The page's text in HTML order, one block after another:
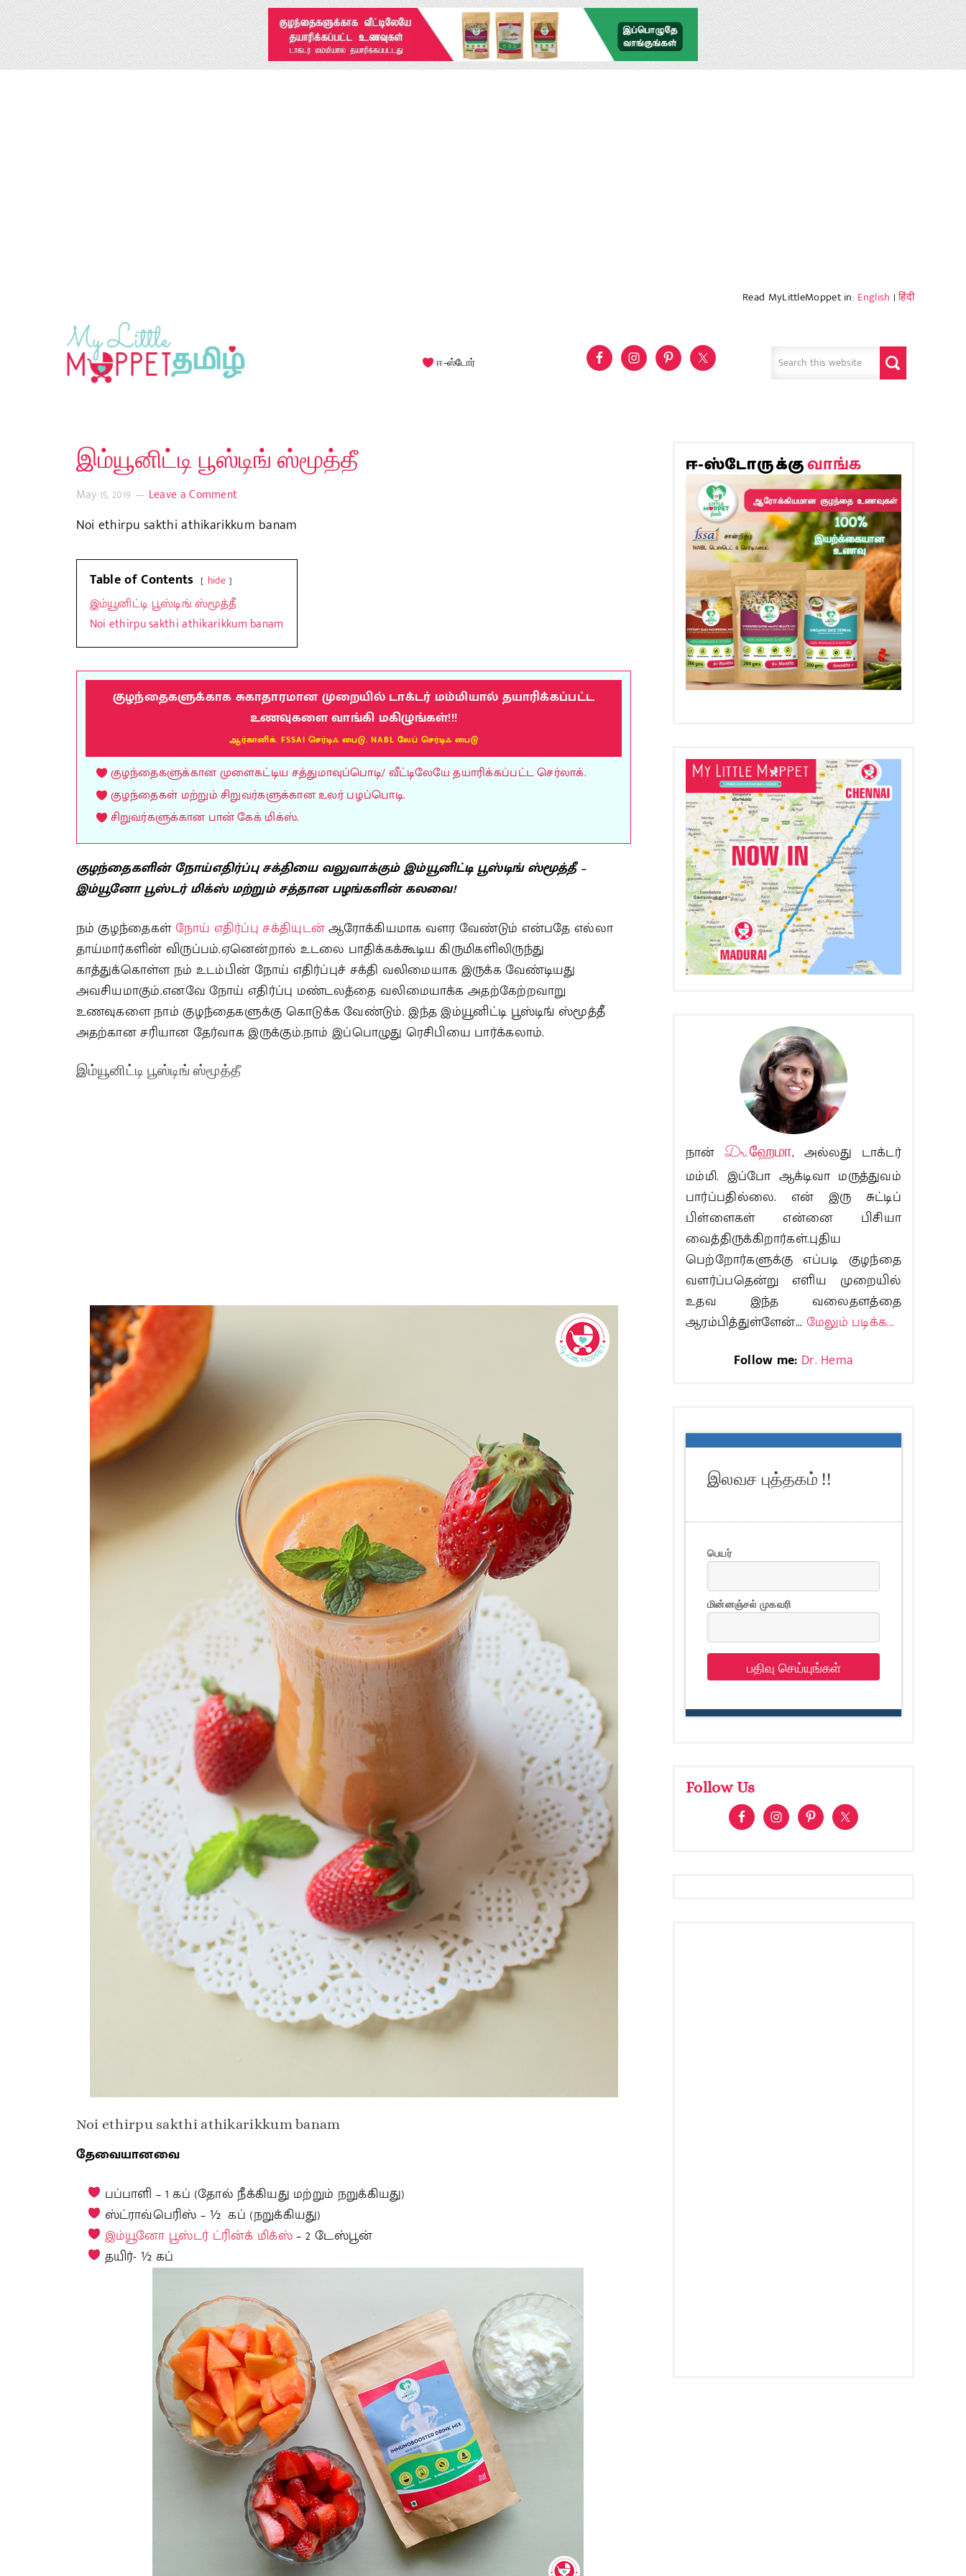
Read MyLittleMoppet in: English |हिंदी
ஈ-ஸ்டோர்
இம்யூனிட்டி பூஸ்டிங் ஸ்மூத்தீ
May 15, 2019 Leave a Comment
Noi ethirpu sakthi athikarikkum banam
Table of Contents hide
இம்யூனிட்டி பூஸ்டிங் ஸ்மூத்தீ
Noi ethirpu sakthi athikarikkum banam
குழந்தைகளுக்காக சுகாதாரமான முறையில் டாக்டர் மம்மியால் தயாரிக்கப்பட்ட
உணவுகளை வாங்கி மகிழுங்கள்!!!
ஆர்கானிக். FSSAI செர்டிஃ பைடு. NABL லேப் செர்டிஃ பைடு
குழந்தைகளுக்கான முளைகட்டிய சத்துமாவுப்பொடி/ வீட்டிலேயே தயாரிக்கப்பட்ட செர்லாக்.
குழந்தைகள் மற்றும் சிறுவர்களுக்கான உலர் பழப்பொடி.
சிறுவர்களுக்கான பான் கேக் மிக்ஸ்.
குழந்தைகளின் நோய்எதிர்ப்பு சக்தியை வலுவாக்கும் இம்யூனிட்டி பூஸ்டிங் ஸ்மூத்தீ –
இம்யூனோ பூஸ்டர் மிக்ஸ் மற்றும் சத்தான பழங்களின் கலவை!
நம் குழந்தைகள்நோய் எதிர்ப்பு சக்தியுடன்ஆரோக்கியமாக வளர வேண்டும் என்பதே எல்லா
தாய்மார்களின் விருப்பம்.ஏனென்றால் உடலை பாதிக்கக்கூடிய கிருமிகளிலிருந்து
காத்துக்கொள்ள நம் உடம்பின் நோய் எதிர்ப்புச் சக்தி வலிமையாக இருக்க வேண்டியது
அவசியமாகும்.எனவே நோய் எதிர்ப்பு மண்டலத்தை வலிமையாக்க அதற்கேற்றவாறு
உணவுகளை நாம் குழந்தைகளுக்கு கொடுக்க வேண்டும். இந்த இம்யூனிட்டி பூஸ்டிங் ஸ்மூத்தீ
அதற்கான சரியான தேர்வாக இருக்கும்.நாம் இப்பொழுது ரெசிபியை பார்க்கலாம்.
இம்யூனிட்டி பூஸ்டிங் ஸ்மூத்தீ
Noi ethirpu sakthi athikarikkum banam
தேவையானவை
பப்பாளி – 1 கப் (தோல் நீக்கியது மற்றும் நறுக்கியது)
ஸ்ட்ராவ்பெரிஸ் – ½ கப் (நறுக்கியது)
இம்யூனோ பூஸ்டர் ட்ரின்க் மிக்ஸ்– 2 டே.ஸ்பூன்
தயிர்- ½ கப்
ஈ-ஸ்டோருக்குவாங்க
நான் Dr.ஹேமா, அல்லது டாக்டர்
மம்மி. இப்போ ஆக்டிவா மருத்துவம்
பார்ப்பதில்லை. என் இரு சுட்டிப்
பிள்ளைகள் என்னை பிசியா
வைத்திருக்கிறார்கள்.புதிய
பெற்றோர்களுக்கு எப்படி குழந்தை
வளர்ப்பதென்று எளிய முறையில்
உதவ இந்த வலைதளத்தை
ஆரம்பித்துள்ளேன்... மேலும் படிக்க...
Follow me: Dr. Hema
இலவச புத்தகம் !!
பெயர்
மின்னஞ்சல் முகவரி
பதிவு செய்யுங்கள்
Follow Us